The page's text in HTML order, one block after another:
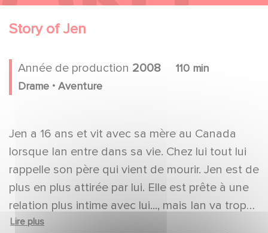
Story of Jen
Année de production 2008
110 min
Drame . Aventure
Jen a 16 ans et vit avec sa mère au Canada
lorsque Ian entre dans sa vie. Chez lui tout lui
rappelle son père qui vient de mourir. Jen est de
plus en plus attirée par lui. Elle est prête à une
relation plus intime avec lui..., mais Ian va trop
vite franchir la barrière et va devenir l'objet
Lire plus